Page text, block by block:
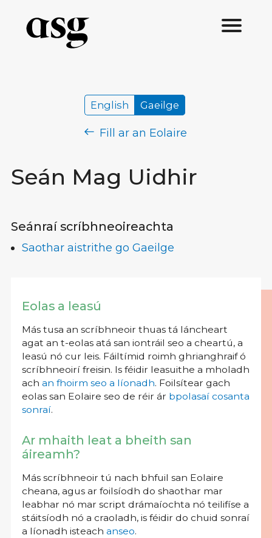
Seán Mag Uidhir
English Gaeilge
Fill ar an Eolaire
Seánraí scríbhneoireachta
Saothar aistrithe go Gaeilge
Eolas a leasú
Más tusa an scríbhneoir thuas tá láncheart
agat an t-eolas atá san iontráil seo a cheartú, a
leasú nó cur leis. Fáiltímid roimh ghrianghraif ó
scríbhneoirí freisin. Is féidir leasuithe a mholadh
ach an fhoirm seo a líonadh. Foilsítear gach
eolas san Eolaire seo de réir ár bpolasaí cosanta
sonraí.
Ar mhaith leat a bheith san
áireamh?
Más scríbhneoir tú nach bhfuil san Eolaire
cheana, agus ar foilsíodh do shaothar mar
leabhar nó mar script drámaíochta nó teilifíse a
stáitsíodh nó a craoladh, is féidir do chuid sonraí
a líonadh isteach anseo.